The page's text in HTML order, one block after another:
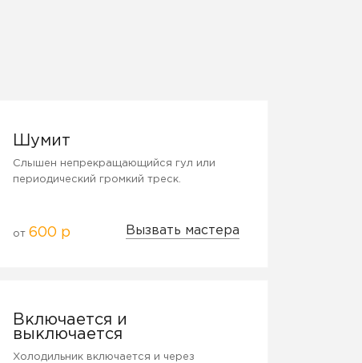
Шумит
Слышен непрекращающийся гул или
периодический громкий треск.
от 600 р Вызвать мастера
Включается и
выключается
Холодильник включается и через